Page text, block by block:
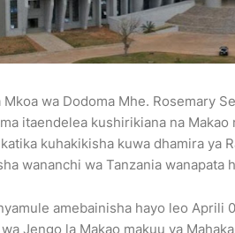
Mkoa wa Dodoma Mhe. Rosemary
itaendelea kushirikiana na Makao
kuhakikisha kuwa dhamira ya
wananchi wa Tanzania wanapata
amebainisha hayo leo Aprili
Jengo la Makao makuu ya